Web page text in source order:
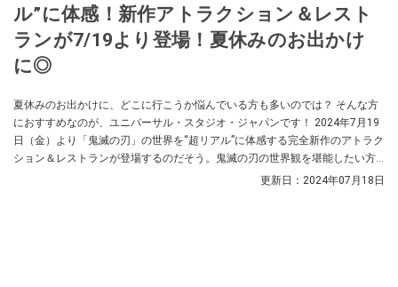
ル”に体感！新作アトラクション＆レスト
ランが7/19より登場！夏休みのお出かけ
に◎
夏休みのお出かけに、どこに行こうか悩んでいる方も多いのでは？ そんな方
におすすめなのが、ユニバーサル・スタジオ・ジャパンです！ 2024年7月19
日（金）より「鬼滅の刃」の世界を“超リアル”に体感する完全新作のアトラク
ション＆レストランが登場するのだそう。鬼滅の刃の世界観を堪能したい方
更新日： 2024年07月18日